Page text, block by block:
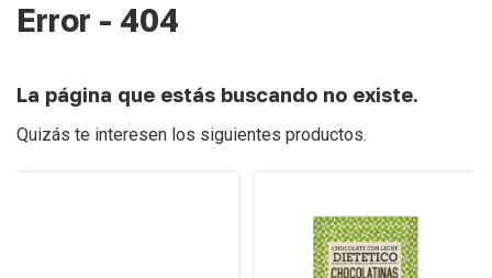
Error - 404
La página que estás buscando no existe.
Quizás te interesen los siguientes productos.